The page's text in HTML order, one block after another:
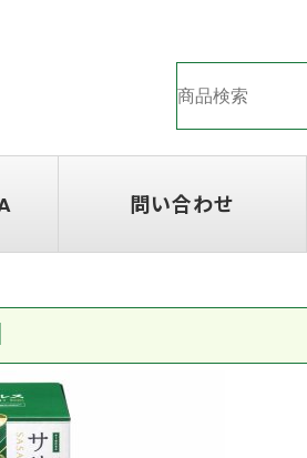
問い合わせ